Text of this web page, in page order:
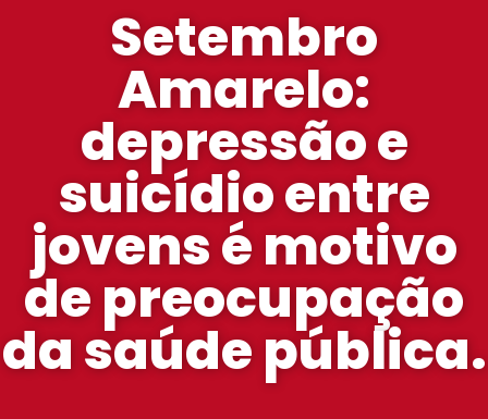
Setembro
Amarelo:
depressão e
suicídio entre
jovens é motivo
de preocupação
da saúde pública.